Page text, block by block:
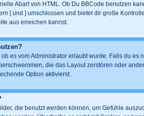
Abart von HTML. Ob Du BBCode benutzen
[ und ] umschlossen und bietet dir große
aus erreichen kannst.
es vom Administrator erlaubt wurde. Falls du
die das Layout zerstören oder
Option aktivierst.
die benutzt werden können, um Gefühle